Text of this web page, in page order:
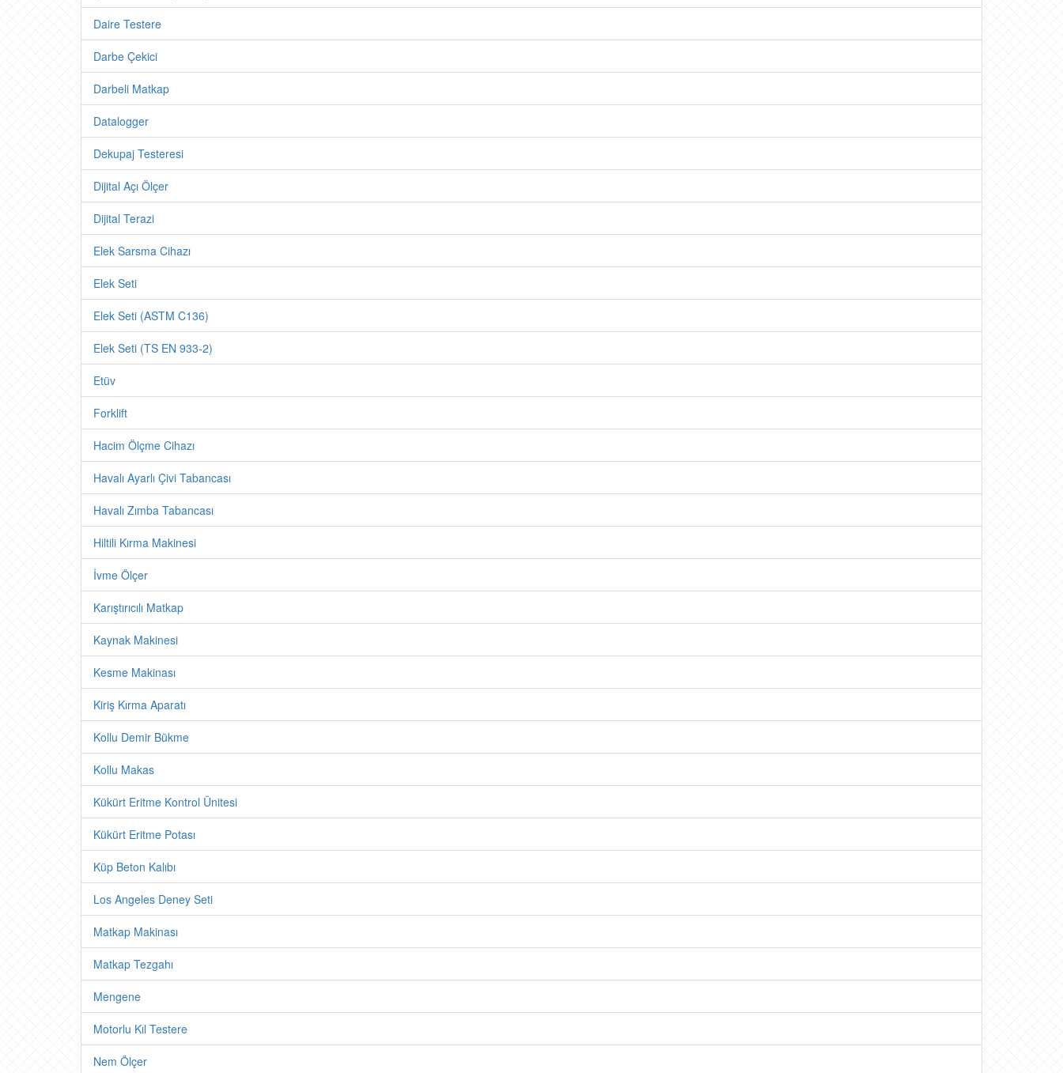
Daire Testere
Darbe Çekici
Darbeli Matkap
Datalogger
Dekupaj Testeresi
Dijital Açı Ölçer
Dijital Terazi
Elek Sarsma Cihazı
Elek Seti
Elek Seti (ASTM C136)
Elek Seti (TS EN 933-2)
Etüv
Forklift
Hacim Ölçme Cihazı
Havalı Ayarlı Çivi Tabancası
Havalı Zımba Tabancası
Hiltili Kırma Makinesi
İvme Ölçer
Karıştırıcılı Matkap
Kaynak Makinesi
Kesme Makinası
Kiriş Kırma Aparatı
Kollu Demir Bükme
Kollu Makas
Kükürt Eritme Kontrol Ünitesi
Kükürt Eritme Potası
Küp Beton Kalıbı
Los Angeles Deney Seti
Matkap Makinası
Matkap Tezgahı
Mengene
Motorlu Kıl Testere
Nem Ölçer